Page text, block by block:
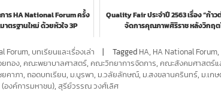
าร HA National Forum ครั้ง
าตรฐานใหม่ ด้วยหัวใจ 3P
Quality Fair ประจำปี 2563 เรื่อง “ก้า
จัดการคุณภาพศิริราช หลังวิกฤต
Forum, บทเรียนและเรื่องเล่า Tagged HA, HA National Forum,
ทอง, คณะพยาบาลศาสตร์, คณะวิทยาการจัดการ, คณะสังคมศาสตร์
คาภา, ถอดบทเรียน, ม.บูรพา, ม.วลัยลักษณ์, ม.สงขลานครินทร์, ม.เก
งค์การมหาชน), สุรีย์วรรณ วงศ์เลิศ